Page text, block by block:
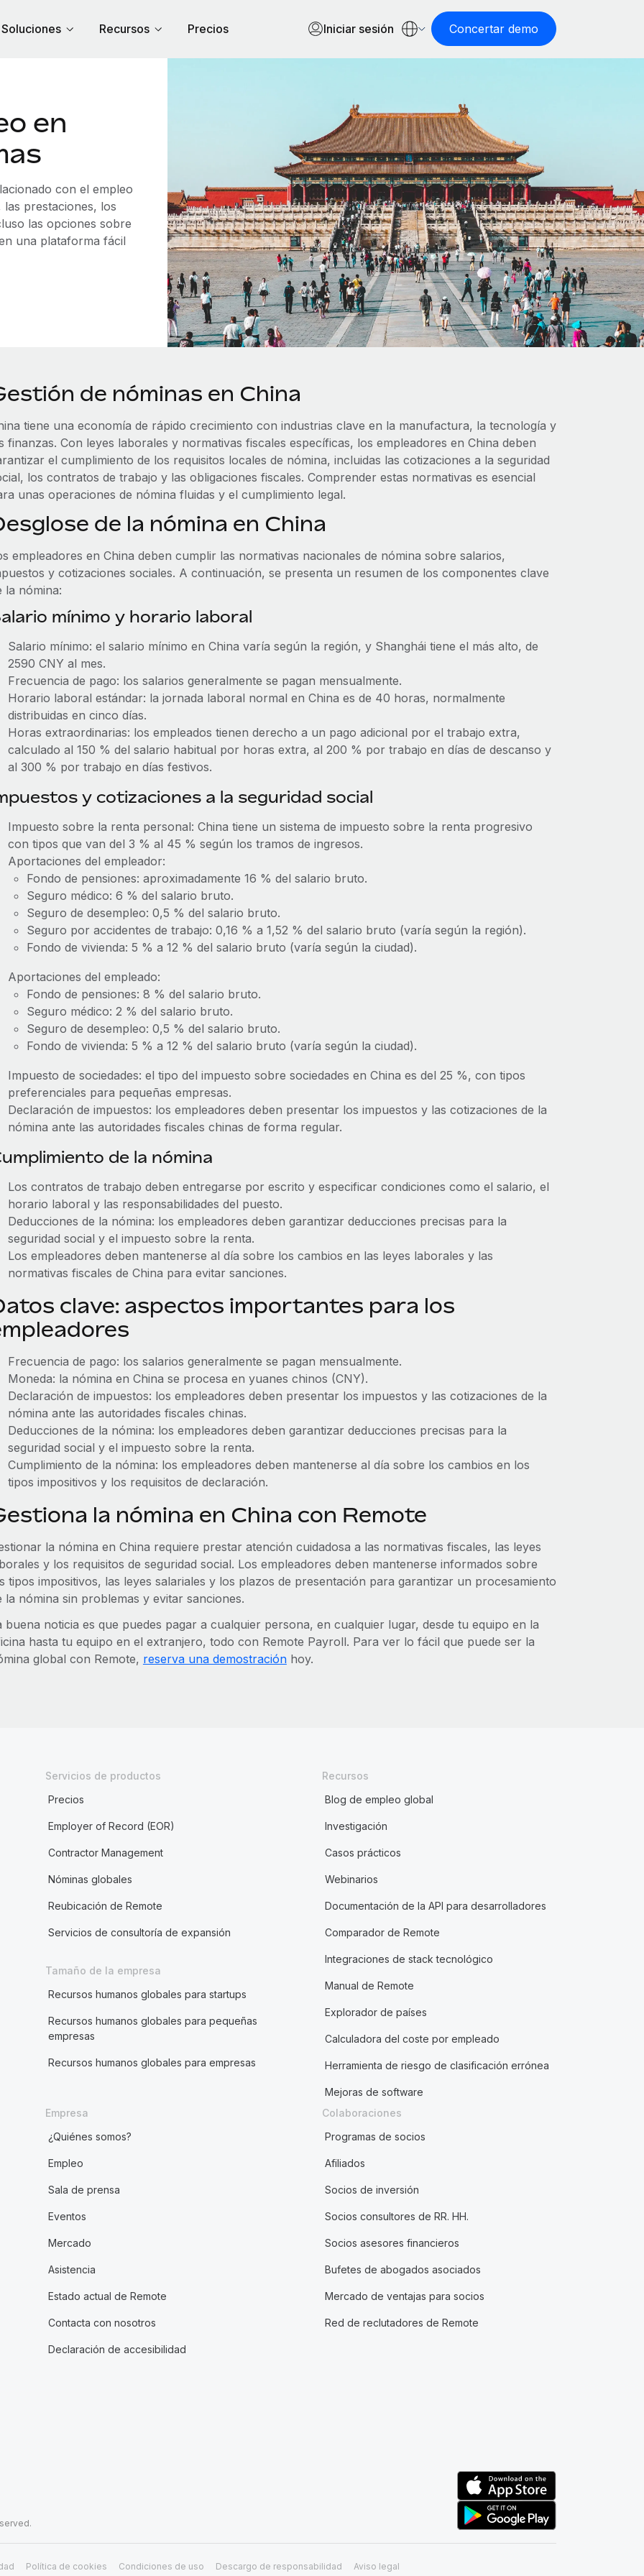
Soluciones Recursos Precios Iniciar sesión Concertar demo
en
con el empleo
las prestaciones, los
las opciones sobre
una plataforma fácil
de nóminas en China
tiene una economía de rápido crecimiento con industrias clave en la manufactura, la tecnología y
finanzas. Con leyes laborales y normativas fiscales específicas, los empleadores en China deben
el cumplimiento de los requisitos locales de nómina, incluidas las cotizaciones a la seguridad
los contratos de trabajo y las obligaciones fiscales. Comprender estas normativas es esencial
unas operaciones de nómina fluidas y el cumplimiento legal.
de la nómina en China
empleadores en China deben cumplir las normativas nacionales de nómina sobre salarios,
y cotizaciones sociales. A continuación, se presenta un resumen de los componentes clave
la nómina:
mínimo y horario laboral
Salario mínimo: el salario mínimo en China varía según la región, y Shanghái tiene el más alto, de
2590 CNY al mes.
Frecuencia de pago: los salarios generalmente se pagan mensualmente.
Horario laboral estándar: la jornada laboral normal en China es de 40 horas, normalmente
distribuidas en cinco días.
Horas extraordinarias: los empleados tienen derecho a un pago adicional por el trabajo extra,
calculado al 150 % del salario habitual por horas extra, al 200 % por trabajo en días de descanso y
al 300 % por trabajo en días festivos.
y cotizaciones a la seguridad social
Impuesto sobre la renta personal: China tiene un sistema de impuesto sobre la renta progresivo
con tipos que van del 3 % al 45 % según los tramos de ingresos.
Aportaciones del empleador:
Fondo de pensiones: aproximadamente 16 % del salario bruto.
Seguro médico: 6 % del salario bruto.
Seguro de desempleo: 0,5 % del salario bruto.
Seguro por accidentes de trabajo: 0,16 % a 1,52 % del salario bruto (varía según la región).
Fondo de vivienda: 5 % a 12 % del salario bruto (varía según la ciudad).
Aportaciones del empleado:
Fondo de pensiones: 8 % del salario bruto.
Seguro médico: 2 % del salario bruto.
Seguro de desempleo: 0,5 % del salario bruto.
Fondo de vivienda: 5 % a 12 % del salario bruto (varía según la ciudad).
Impuesto de sociedades: el tipo del impuesto sobre sociedades en China es del 25 %, con tipos
preferenciales para pequeñas empresas.
Declaración de impuestos: los empleadores deben presentar los impuestos y las cotizaciones de la
nómina ante las autoridades fiscales chinas de forma regular.
de la nómina
Los contratos de trabajo deben entregarse por escrito y especificar condiciones como el salario, el
horario laboral y las responsabilidades del puesto.
Deducciones de la nómina: los empleadores deben garantizar deducciones precisas para la
seguridad social y el impuesto sobre la renta.
Los empleadores deben mantenerse al día sobre los cambios en las leyes laborales y las
normativas fiscales de China para evitar sanciones.
clave: aspectos importantes para los
Frecuencia de pago: los salarios generalmente se pagan mensualmente.
Moneda: la nómina en China se procesa en yuanes chinos (CNY).
Declaración de impuestos: los empleadores deben presentar los impuestos y las cotizaciones de la
nómina ante las autoridades fiscales chinas.
Deducciones de la nómina: los empleadores deben garantizar deducciones precisas para la
seguridad social y el impuesto sobre la renta.
Cumplimiento de la nómina: los empleadores deben mantenerse al día sobre los cambios en los
tipos impositivos y los requisitos de declaración.
la nómina en China con Remote
la nómina en China requiere prestar atención cuidadosa a las normativas fiscales, las leyes
y los requisitos de seguridad social. Los empleadores deben mantenerse informados sobre
tipos impositivos, las leyes salariales y los plazos de presentación para garantizar un procesamiento
la nómina sin problemas y evitar sanciones.
buena noticia es que puedes pagar a cualquier persona, en cualquier lugar, desde tu equipo en la
hasta tu equipo en el extranjero, todo con Remote Payroll. Para ver lo fácil que puede ser la
global con Remote, reserva una demostraciónhoy.
Servicios de productos
Precios
Employer of Record (EOR)
Contractor Management
Nóminas globales
Reubicación de Remote
Servicios de consultoría de expansión
Tamaño de la empresa
Recursos humanos globales para startups
Recursos humanos globales para pequeñas
empresas
Recursos humanos globales para empresas
Recursos
Blog de empleo global
Investigación
Casos prácticos
Webinarios
Documentación de la API para desarrolladores
Comparador de Remote
Integraciones de stack tecnológico
Manual de Remote
Explorador de países
Calculadora del coste por empleado
Herramienta de riesgo de clasificación errónea
Mejoras de software
Empresa
¿Quiénes somos?
Empleo
Sala de prensa
Eventos
Mercado
Asistencia
Estado actual de Remote
Contacta con nosotros
Declaración de accesibilidad
Colaboraciones
Programas de socios
Afiliados
Socios de inversión
Socios consultores de RR. HH.
Socios asesores financieros
Bufetes de abogados asociados
Mercado de ventajas para socios
Red de reclutadores de Remote
Política de cookies Condiciones de uso Descargo de responsabilidad Aviso legal